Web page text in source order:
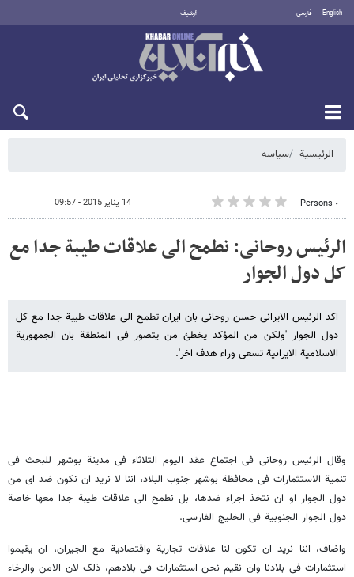
English فارسی أرشيف
الرئيسية سیاسه
٠ Persons 14 يناير 2015 - 09:57
الرئیس روحانی: نطمح الی علاقات طیبة جدا مع
کل دول الجوار
اکد الرئیس الایرانی حسن روحانی بان ایران تطمح الی علاقات طیبة جدا مع کل
دول الجوار 'ولکن من المؤکد یخطئ من یتصور فی المنطقة بان الجمهوریة
الاسلامیة الایرانیة تسعی وراء هدف اخر'.
وقال الرئیس روحانی فی اجتماع عقد الیوم الثلاثاء فی مدینة بوشهر للبحث فی
تنمیة الاستثمارات فی محافظة بوشهر جنوب البلاد، اننا لا نرید ان نکون ضد ای من
دول الجوار او ان نتخذ اجراء ضدها، بل نطمح الی علاقات طیبة جدا معها خاصة
دول الجوار الجنوبیة فی الخلیج الفارسی.
واضاف، اننا نرید ان تکون لنا علاقات تجاریة واقتصادیة مع الجیران، ان یقیموا
استثمارات فی بلادنا وان نقیم نحن استثمارات فی بلادهم، ذلک لان الامن والرخاء